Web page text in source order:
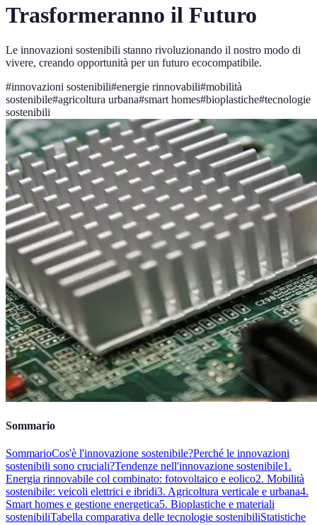
Trasformeranno il Futuro
Le innovazioni sostenibili stanno rivoluzionando il nostro modo di
vivere, creando opportunità per un futuro ecocompatibile.
#innovazioni sostenibili#energie rinnovabili#mobilità
sostenibile#agricoltura urbana#smart homes#bioplastiche#tecnologie
sostenibili
Sommario
SommarioCos'è l'innovazione sostenibile?Perché le innovazioni
sostenibili sono cruciali?Tendenze nell'innovazione sostenibile1.
Energia rinnovabile col combinato: fotovoltaico e eolico2. Mobilità
sostenibile: veicoli elettrici e ibridi3. Agricoltura verticale e urbana4.
Smart homes e gestione energetica5. Bioplastiche e materiali
sostenibiliTabella comparativa delle tecnologie sostenibiliStatistiche